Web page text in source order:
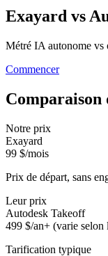
Exayard vs
Métré IA autonome vs
Commencer
Comparaison
Notre prix
Exayard
99 $/mois
Prix de départ, sans
Leur prix
Autodesk Takeoff
499 $/an+ (varie
Tarification typique